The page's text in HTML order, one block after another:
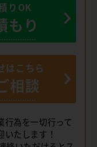
りOK
もり
はこちら
相談
行為を一切行って
たします！